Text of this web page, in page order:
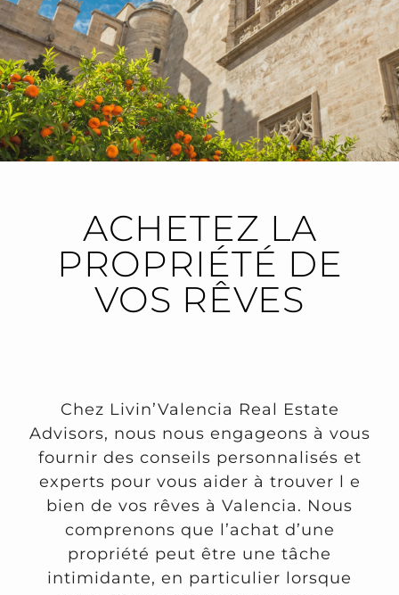
ACHETEZ LA
PROPRIÉTÉ DE
VOS RÊVES
Chez Livin’Valencia Real Estate
Advisors, nous nous engageons à vous
fournir des conseils personnalisés et
experts pour vous aider à trouver l e
bien de vos rêves à Valencia. Nous
comprenons que l’achat d’une
propriété peut être une tâche
intimidante, en particulier lorsque